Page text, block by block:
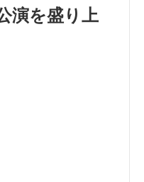
演を盛り上